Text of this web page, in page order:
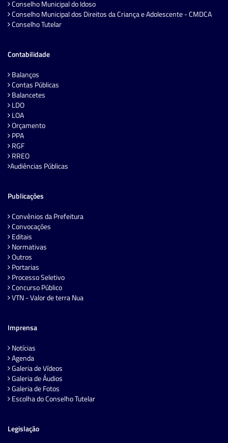
Conselho Municipal do Idoso
Conselho Municipal dos Direitos da Criança e Adolescente - CMDCA
Conselho Tutelar
Contabilidade
Balanços
Contas Públicas
Balancetes
LDO
LOA
Orçamento
PPA
RGF
RREO
Audiências Públicas
Publicações
Convênios da Prefeitura
Convocações
Editais
Normativas
Outros
Portarias
Processo Seletivo
Concurso Público
VTN - Valor de terra Nua
Imprensa
Notícias
Agenda
Galeria de Vídeos
Galeria de Áudios
Galeria de Fotos
Escolha do Conselho Tutelar
Legislação